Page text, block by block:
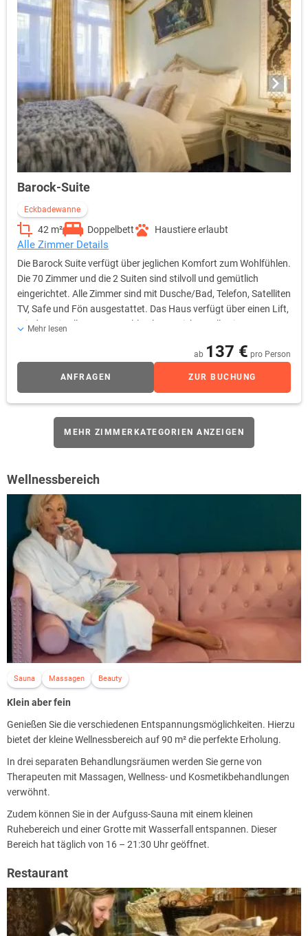
Barock-Suite
Eckbadewanne
42 m² Doppelbett Haustiere erlaubt
Alle Zimmer Details
Die Barock Suite verfügt über jeglichen Komfort zum Wohlfühlen.
Die 70 Zimmer und die 2 Suiten sind stilvoll und gemütlich
eingerichtet. Alle Zimmer sind mit Dusche/Bad, Telefon, Satelliten
TV, Safe und Fön ausgestattet. Das Haus verfügt über einen Lift,
mit dem Sie alle Etagen problemlos erreichen. Alle Zimmer
aussieht, sondern täglich desinfiziert werden kann und sich
Mehr lesen
ab 137 € pro Person
ANFRAGEN ZUR BUCHUNG
MEHR ZIMMERKATEGORIEN ANZEIGEN
Wellnessbereich
Sauna Massagen Beauty
Klein aber fein
Genießen Sie die verschiedenen Entspannungsmöglichkeiten. Hierzu
bietet der kleine Wellnessbereich auf 90 m² die perfekte Erholung.
In drei separaten Behandlungsräumen werden Sie gerne von
Therapeuten mit Massagen, Wellness- und Kosmetikbehandlungen
verwöhnt.
Zudem können Sie in der Aufguss-Sauna mit einem kleinen
Ruhebereich und einer Grotte mit Wasserfall entspannen. Dieser
Bereich hat täglich von 16 – 21:30 Uhr geöffnet.
Restaurant